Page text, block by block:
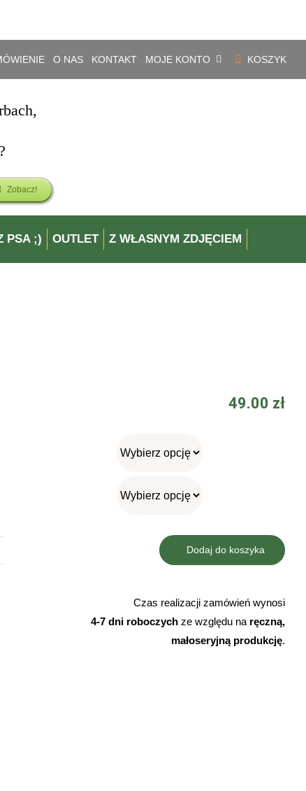
O NAS KONTAKT MOJE KONTO KOSZYK
Zobacz!
PSA ;) OUTLET Z WŁASNYM ZDJĘCIEM
49.00 zł
Dodaj do koszyka
Czas realizacji zamówień wynosi
4-7 dni roboczych ze względu na ręczną,
małoseryjną produkcję.